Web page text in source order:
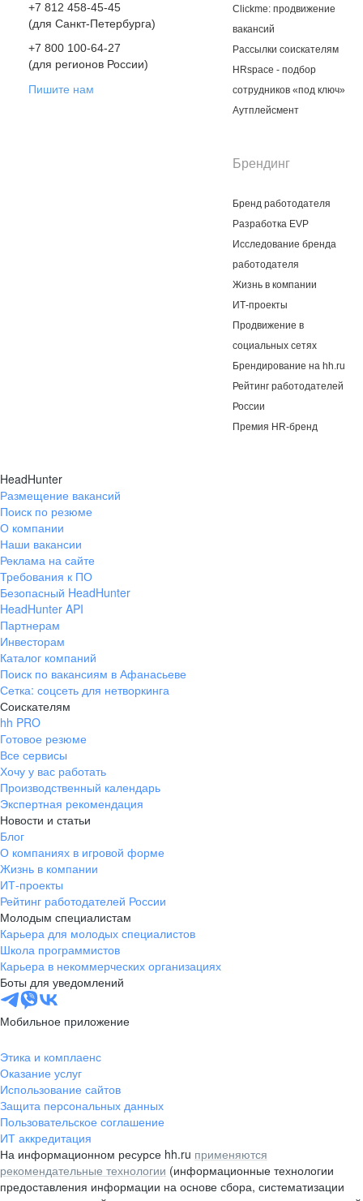
+7 812 458-45-45
(для Санкт-Петербурга)
+7 800 100-64-27
(для регионов России)
Пишите нам
Clickme: продвижение
вакансий
Рассылки соискателям
HRspace - подбор
сотрудников «под ключ»
Аутплейсмент
Брендинг
Бренд работодателя
Разработка EVP
Исследование бренда
работодателя
Жизнь в компании
ИТ-проекты
Продвижение в
социальных сетях
Брендирование на hh.ru
Рейтинг работодателей
России
Премия HR-бренд
HeadHunter
Размещение вакансий
Поиск по резюме
О компании
Наши вакансии
Реклама на сайте
Требования к ПО
Безопасный HeadHunter
HeadHunter API
Партнерам
Инвесторам
Каталог компаний
Поиск по вакансиям в Афанасьеве
Сетка: соцсеть для нетворкинга
Соискателям
hh PRO
Готовое резюме
Все сервисы
Хочу у вас работать
Производственный календарь
Экспертная рекомендация
Новости и статьи
Блог
О компаниях в игровой форме
Жизнь в компании
ИТ-проекты
Рейтинг работодателей России
Молодым специалистам
Карьера для молодых специалистов
Школа программистов
Карьера в некоммерческих организациях
Боты для уведомлений
Мобильное приложение
Этика и комплаенс
Оказание услуг
Использование сайтов
Защита персональных данных
Пользовательское соглашение
ИТ аккредитация
На информационном ресурсе hh.ru применяются
рекомендательные технологии (информационные технологии
предоставления информации на основе сбора, систематизации